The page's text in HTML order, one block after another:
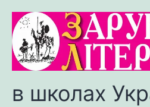
в школах